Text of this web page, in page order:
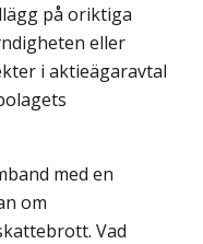
på oriktiga
eller
i aktieägaravtal
med en
om
Vad